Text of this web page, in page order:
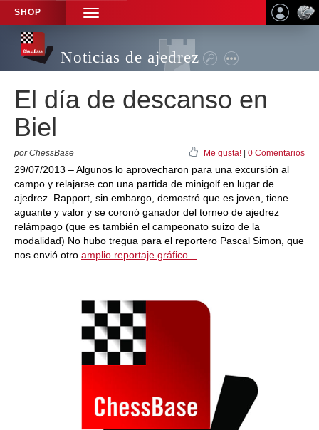
SHOP
TOGGLE
NAVIGATION
Noticias de ajedrez
El día de descanso en
Biel
por ChessBase Me gusta! 0 Comentarios
29/07/2013 – Algunos lo aprovecharon para una excursión al
campo y relajarse con una partida de minigolf en lugar de
ajedrez. Rapport, sin embargo, demostró que es joven, tiene
aguante y valor y se coronó ganador del torneo de ajedrez
relámpago (que es también el campeonato suizo de la
modalidad) No hubo tregua para el reportero Pascal Simon, que
nos envió otro amplio reportaje gráfico...